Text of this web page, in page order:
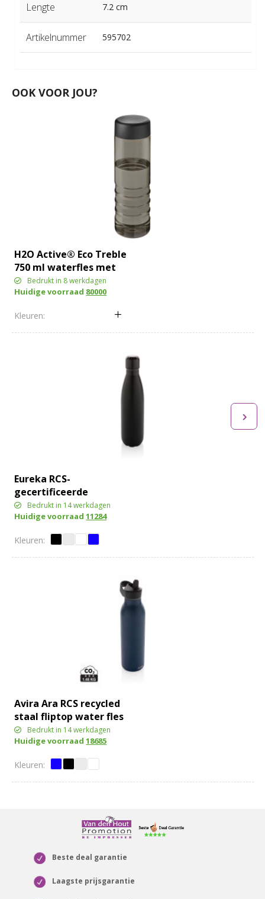
Lengte 7.2 cm
Artikelnummer 595702
OOK VOOR JOU?
H2O Active® Eco Treble
750 ml waterfles met
schroefdop
Bedrukt in 8 werkdagen
Huidige voorraad 80000
Eureka RCS-
gecertificeerde
gerecycled rvs
enkelwandige fles
Bedrukt in 14 werkdagen
Huidige voorraad11284
Avira Ara RCS recycled
staal fliptop water fles
500ML
Bedrukt in 14 werkdagen
Huidige voorraad18685
Beste deal garantie
Laagste prijsgarantie